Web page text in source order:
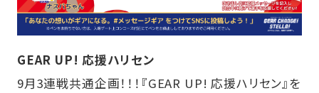
GEAR UP! 応援ハリセン
9月3連戦共通企画！！！『GEAR UP! 応援ハリセン』を